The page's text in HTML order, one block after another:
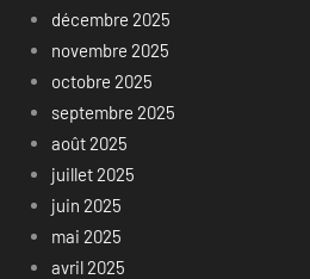
décembre 2025
novembre 2025
octobre 2025
septembre 2025
août 2025
juillet 2025
juin 2025
mai 2025
avril 2025